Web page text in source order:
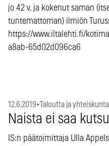
jo 42 v. ja kokenut saman
tuntemattoman) ilmiön
https://www.iltalehti.fi/
a8ab-65d02d096ca6
12.6.2019• Taloutta ja
Naista ei saa
IS:n päätoimittaja Ulla